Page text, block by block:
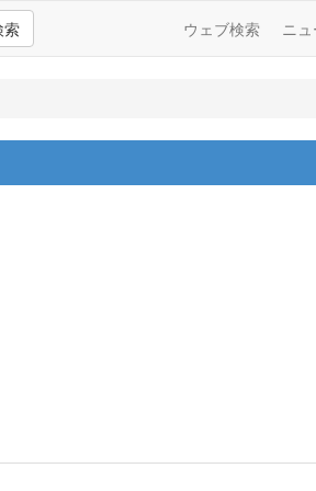
索 ウェブ検索 ニ